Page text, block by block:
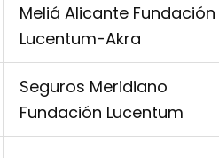
Meliá Alicante Fundación
Lucentum-Akra
Seguros Meridiano
Fundación Lucentum